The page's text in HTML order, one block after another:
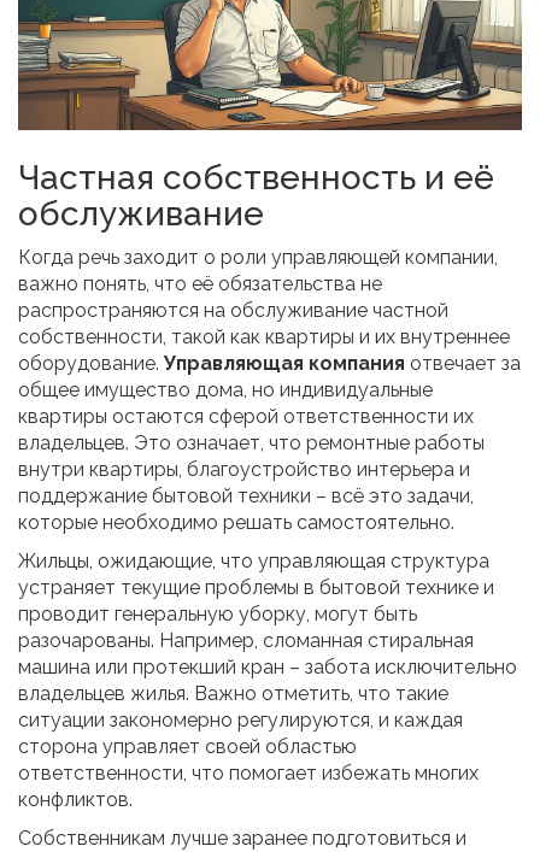
Частная собственность и её
обслуживание
Когда речь заходит о роли управляющей компании,
важно понять, что её обязательства не
распространяются на обслуживание частной
собственности, такой как квартиры и их внутреннее
оборудование.Управляющая компания отвечает за
общее имущество дома, но индивидуальные
квартиры остаются сферой ответственности их
владельцев. Это означает, что ремонтные работы
внутри квартиры, благоустройство интерьера и
поддержание бытовой техники – всё это задачи,
которые необходимо решать самостоятельно.
Жильцы, ожидающие, что управляющая структура
устраняет текущие проблемы в бытовой технике и
проводит генеральную уборку, могут быть
разочарованы. Например, сломанная стиральная
машина или протекший кран – забота исключительно
владельцев жилья. Важно отметить, что такие
ситуации закономерно регулируются, и каждая
сторона управляет своей областью
ответственности, что помогает избежать многих
конфликтов.
Собственникам лучше заранее подготовиться и